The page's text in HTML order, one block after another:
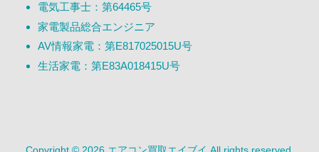
電気工事士：第64465号
家電製品総合エンジニア
AV情報家電：第E817025015U号
生活家電：第E83A018415U号